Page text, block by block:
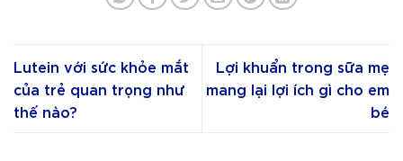
Lutein với sức khỏe mắt
của trẻ quan trọng như
thế nào?
Lợi khuẩn trong sữa mẹ
mang lại lợi ích gì cho em
bé